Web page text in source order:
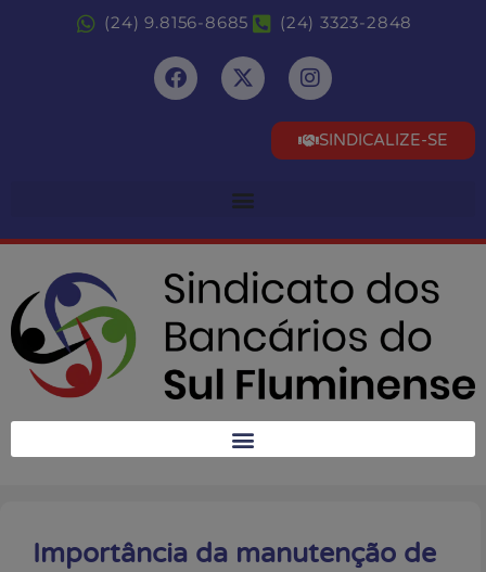
(24) 9.8156-8685 (24) 3323-2848
SINDICALIZE-SE
Importância da manutenção de